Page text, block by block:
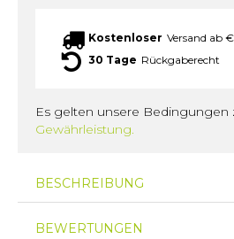
Kostenloser Versand ab
30 Tage Rückgaberecht
Es gelten unsere Bedingungen
Gewährleistung.
BESCHREIBUNG
BEWERTUNGEN